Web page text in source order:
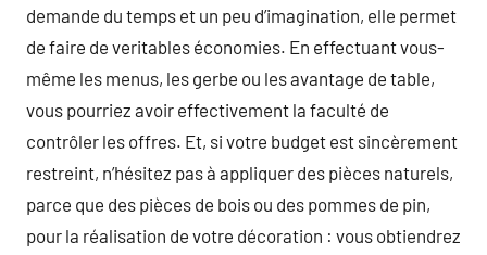
demande du temps et un peu d’imagination, elle permet
de faire de veritables économies. En effectuant vous-
même les menus, les gerbe ou les avantage de table,
vous pourriez avoir effectivement la faculté de
contrôler les offres. Et, si votre budget est sincèrement
restreint, n’hésitez pas à appliquer des pièces naturels,
parce que des pièces de bois ou des pommes de pin,
pour la réalisation de votre décoration : vous obtiendrez